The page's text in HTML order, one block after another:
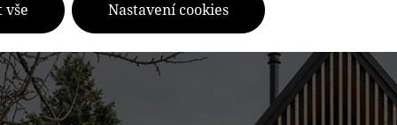
vše Nastavení cookies